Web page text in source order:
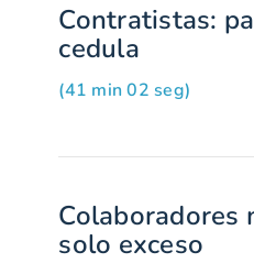
Contratistas:
cedula
(41 min 02 seg)
Colaboradores
solo exceso